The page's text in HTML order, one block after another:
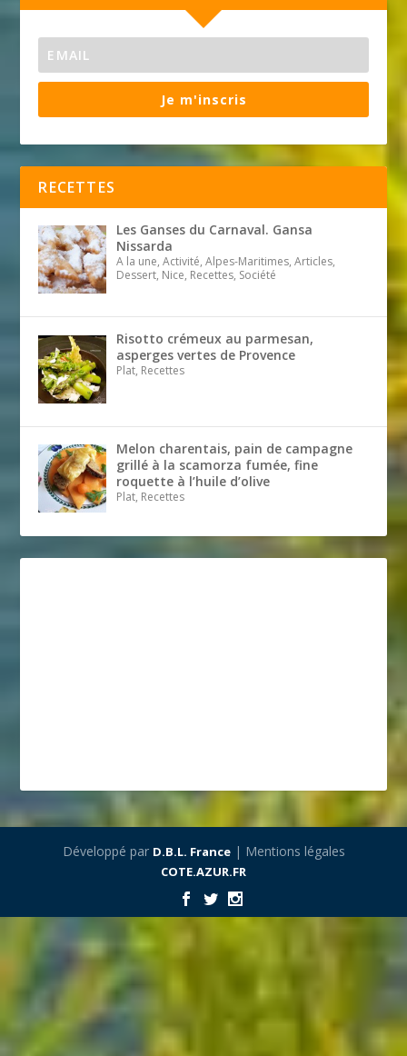
Je m'inscris
RECETTES
Les Ganses du Carnaval. Gansa
Nissarda
A la une, Activité, Alpes-Maritimes, Articles,
Dessert, Nice, Recettes, Société
Risotto crémeux au parmesan,
asperges vertes de Provence
Plat, Recettes
Melon charentais, pain de campagne
grillé à la scamorza fumée, fine
roquette à l’huile d’olive
Plat, Recettes
Développé par D.B.L. France| Mentions légales
COTE.AZUR.FR